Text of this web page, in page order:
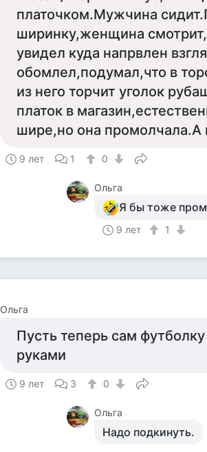
платочком.Мужчина
ширинку,женщина
увидел куда напрвлен
обомлел,подумал,что в
из него торчит уголок
платок в
шире,но она промолчала.А
9 лет 1 0
Ольга
Я бы тоже
9 лет 1
Ольга
Пусть теперь сам
руками
9 лет 3 0
Ольга
Надо подкинуть.